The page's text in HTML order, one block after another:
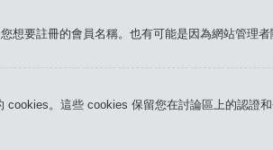
要註冊的會員名稱。也有可能是因為網站管理者
cookies。這些 cookies 保留您在討論區上的認證